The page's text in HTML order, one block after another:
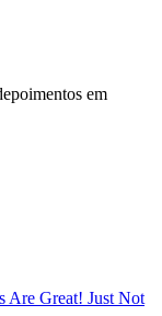
em
Are Great! Just Not